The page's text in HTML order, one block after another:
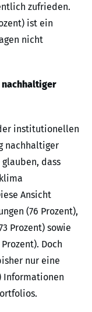
zufrieden.
ist ein
nicht
institutionellen
nachhaltiger
dass
Ansicht
(76 Prozent),
Prozent) sowie
Doch
nur eine
Informationen